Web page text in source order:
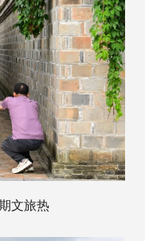
文旅热